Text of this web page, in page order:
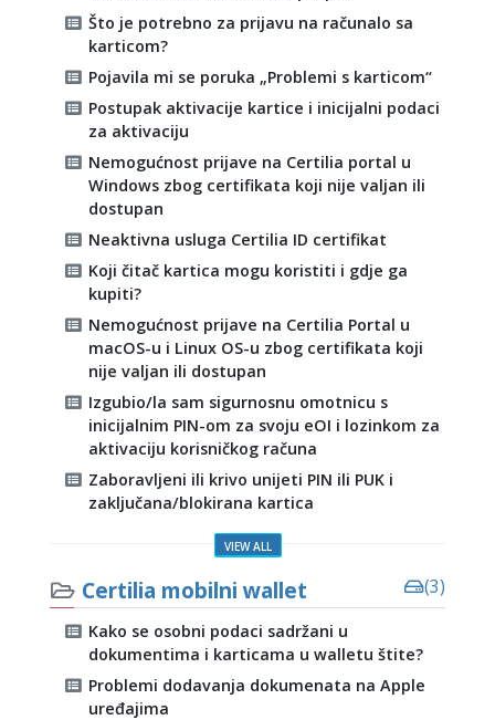
Što je potrebno za prijavu na računalo sa
karticom?
Pojavila mi se poruka „Problemi s karticom“
Postupak aktivacije kartice i inicijalni podaci
za aktivaciju
Nemogućnost prijave na Certilia portal u
Windows zbog certifikata koji nije valjan ili
dostupan
Neaktivna usluga Certilia ID certifikat
Koji čitač kartica mogu koristiti i gdje ga
kupiti?
Nemogućnost prijave na Certilia Portal u
macOS-u i Linux OS-u zbog certifikata koji
nije valjan ili dostupan
Izgubio/la sam sigurnosnu omotnicu s
inicijalnim PIN-om za svoju eOI i lozinkom za
aktivaciju korisničkog računa
Zaboravljeni ili krivo unijeti PIN ili PUK i
zaključana/blokirana kartica
VIEW ALL
(3)
Certilia mobilni wallet
Kako se osobni podaci sadržani u
dokumentima i karticama u walletu štite?
Problemi dodavanja dokumenata na Apple
uređajima